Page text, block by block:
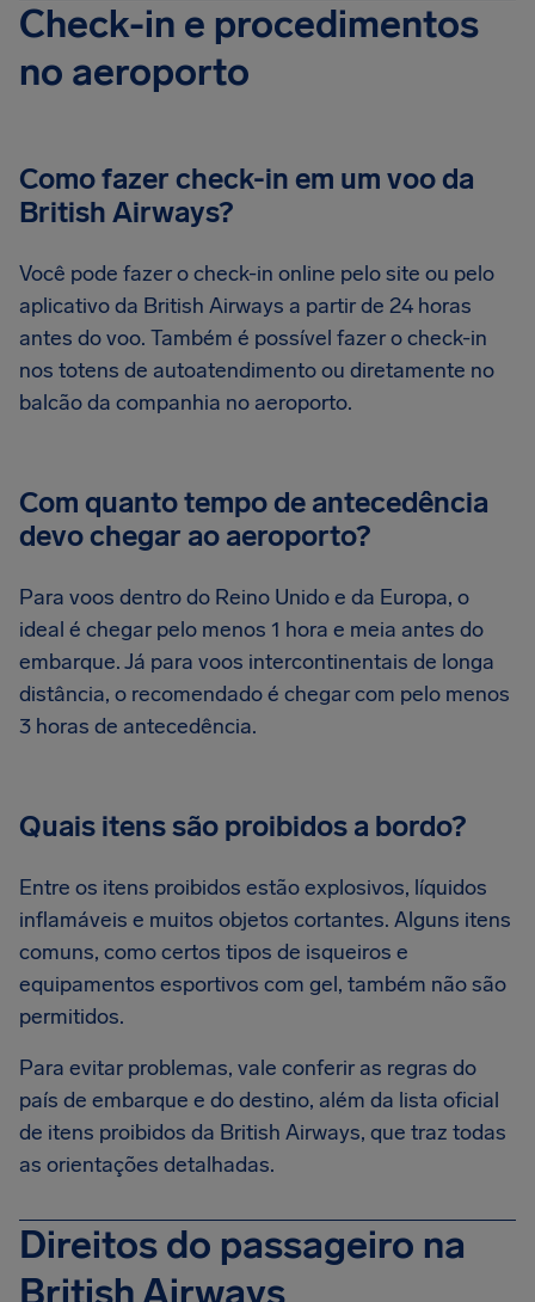
Check-in e procedimentos
no aeroporto
Como fazer check-in em um voo da
British Airways?
Você pode fazer o check-in online pelo site ou pelo
aplicativo da British Airways a partir de 24 horas
antes do voo. Também é possível fazer o check-in
nos totens de autoatendimento ou diretamente no
balcão da companhia no aeroporto.
Com quanto tempo de antecedência
devo chegar ao aeroporto?
Para voos dentro do Reino Unido e da Europa, o
ideal é chegar pelo menos 1 hora e meia antes do
embarque. Já para voos intercontinentais de longa
distância, o recomendado é chegar com pelo menos
3 horas de antecedência.
Quais itens são proibidos a bordo?
Entre os itens proibidos estão explosivos, líquidos
inflamáveis e muitos objetos cortantes. Alguns itens
comuns, como certos tipos de isqueiros e
equipamentos esportivos com gel, também não são
permitidos.
Para evitar problemas, vale conferir as regras do
país de embarque e do destino, além da lista oficial
de itens proibidos da British Airways, que traz todas
as orientações detalhadas.
Direitos do passageiro na
British Airways